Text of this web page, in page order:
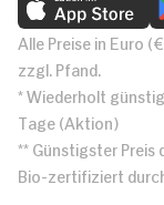
Alle Preise in Euro
zzgl. Pfand.
* Wiederholt
Tage (Aktion)
** Günstigster
Bio-zertifiziert